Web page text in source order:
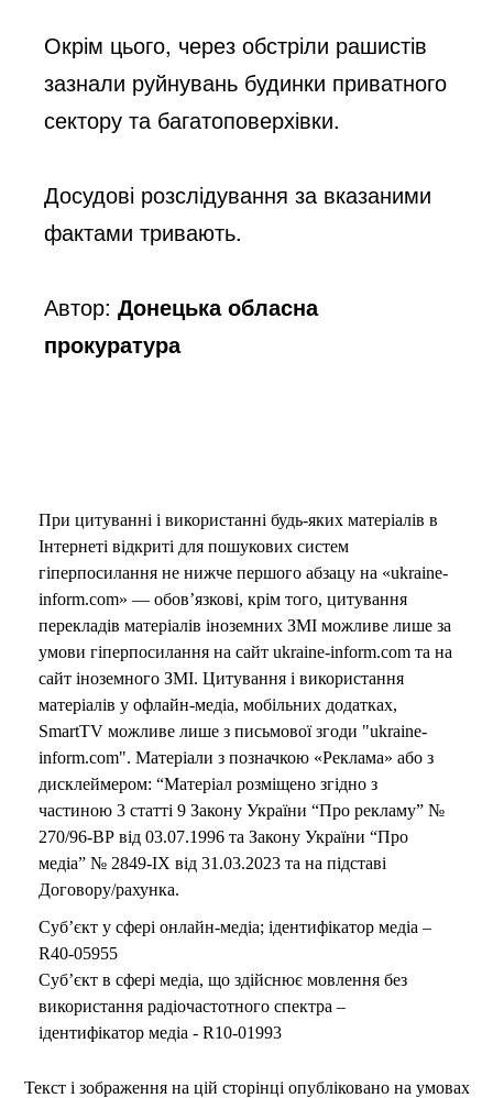
Окрім цього, через обстріли рашистів
зазнали руйнувань будинки приватного
сектору та багатоповерхівки.
Досудові розслідування за вказаними
фактами тривають.
Автор:Донецька обласна
прокуратура
При цитуванні і використанні будь-яких матеріалів в
Інтернеті відкриті для пошукових систем
гіперпосилання не нижче першого абзацу на «ukraine-
inform.com» — обов’язкові, крім того, цитування
перекладів матеріалів іноземних ЗМІ можливе лише за
умови гіперпосилання на сайт ukraine-inform.com та на
сайт іноземного ЗМІ. Цитування і використання
матеріалів у офлайн-медіа, мобільних додатках,
SmartTV можливе лише з письмової згоди "ukraine-
inform.com". Матеріали з позначкою «Реклама» або з
дисклеймером: “Матеріал розміщено згідно з
частиною 3 статті 9 Закону України “Про рекламу” №
270/96-ВР від 03.07.1996 та Закону України “Про
медіа” № 2849-IX від 31.03.2023 та на підставі
Договору/рахунка.
Суб’єкт у сфері онлайн-медіа; ідентифікатор медіа –
R40-05955
Суб’єкт в сфері медіа, що здійснює мовлення без
використання радіочастотного спектра –
ідентифікатор медіа - R10-01993
Текст і зображення на цій сторінці опубліковано на умовах